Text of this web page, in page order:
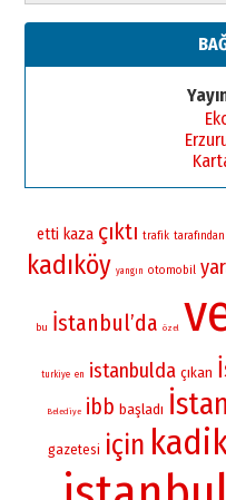
etti kaza çıktı trafik tarafından
kadıköy yangın otomobil
bu İstanbul’da özel
turkiye en istanbulda çıkan
Belediye ibb başladı
gazetesi için